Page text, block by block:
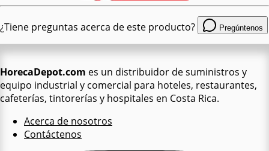
¿Tiene preguntas acerca de este producto? Pregúntenos
HorecaDepot.com es un distribuidor de suministros y
equipo industrial y comercial para hoteles, restaurantes,
cafeterías, tintorerías y hospitales en Costa Rica.
Acerca de nosotros
Contáctenos